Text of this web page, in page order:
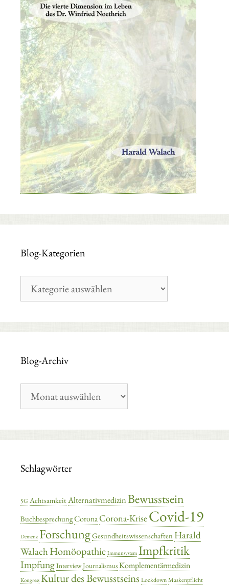
Blog-Kategorien
Kategorien
Blog-Archiv
Archiv
Schlagwörter
5G AchtsamkeitAlternativmedizinBewusstsein
BuchbesprechungCoronaCorona-KriseCovid-19
Demenz ForschungGesundheitswissenschaften Harald
Walach Homöopathie Immunsystem Impfkritik
ImpfungInterviewJournalismusKomplementärmedizin
Kongress Kultur des Bewusstseins LockdownMaskenpflicht